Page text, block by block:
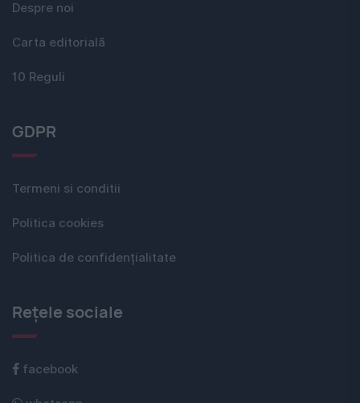
Despre noi
Carta editorială
10 Reguli
GDPR
Termeni si conditii
Politica cookies
Politica de confidențialitate
Rețele sociale
facebook